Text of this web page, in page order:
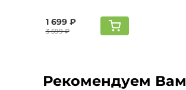
1 699 ₽
3 599 ₽
Рекомендуем Вам